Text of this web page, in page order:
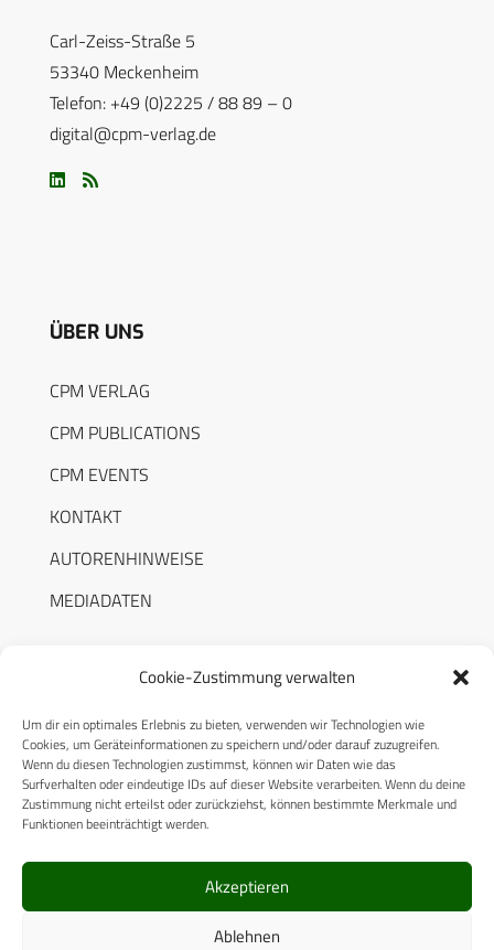
Cookie-Zustimmung verwalten
Um dir ein optimales Erlebnis zu bieten, verwenden wir Technologien wie
Cookies, um Geräteinformationen zu speichern und/oder darauf zuzugreifen.
Wenn du diesen Technologien zustimmst, können wir Daten wie das
Surfverhalten oder eindeutige IDs auf dieser Website verarbeiten. Wenn du deine
Zustimmung nicht erteilst oder zurückziehst, können bestimmte Merkmale und
Funktionen beeinträchtigt werden.
Akzeptieren
Ablehnen
Carl-Zeiss-Straße 5
53340 Meckenheim
Telefon: +49 (0)2225 / 88 89 – 0
digital@cpm-verlag.de
ÜBER UNS
CPM VERLAG
CPM PUBLICATIONS
CPM EVENTS
KONTAKT
AUTORENHINWEISE
MEDIADATEN
RECHTLICHES
Datenschutzerklärung
Cookie-Richtlinie (EU)